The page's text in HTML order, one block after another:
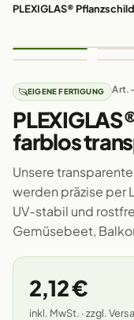
PLEXIGLAS®
EIGENE FERTIGUNG
farblos
Unsere
werden präzise per
UV-stabil und
Gemüsebeet,
2,12 €
inkl. MwSt. · zzgl.